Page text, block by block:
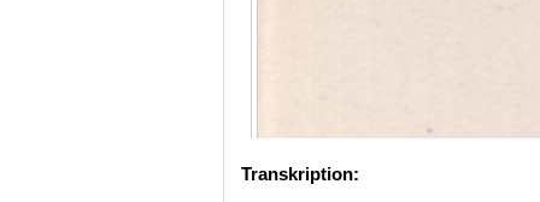
Transkription: